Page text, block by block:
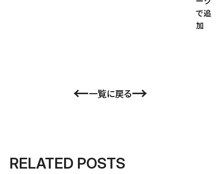
←一覧に戻る→
RELATED POSTS